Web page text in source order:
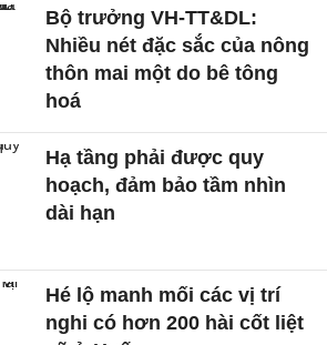
Bộ trưởng VH-TT&DL:
Nhiều nét đặc sắc của nông
thôn mai một do bê tông
hoá
Hạ tầng phải được quy
hoạch, đảm bảo tầm nhìn
dài hạn
Hé lộ manh mối các vị trí
nghi có hơn 200 hài cốt liệt